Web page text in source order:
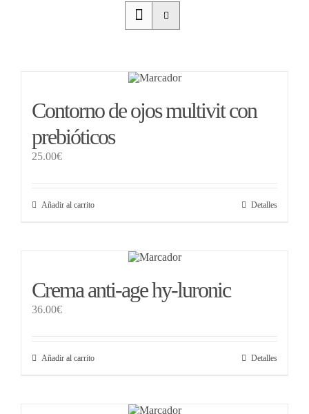
Contorno de ojos multivit con
prebióticos
25.00€
Añadir al carrito Detalles
Crema anti-age hy-luronic
36.00€
Añadir al carrito Detalles